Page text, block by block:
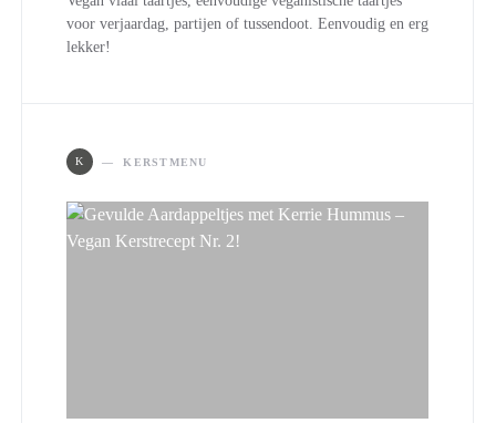
voor verjaardag, partijen of tussendoot. Eenvoudig en erg
lekker!
K KERSTMENU